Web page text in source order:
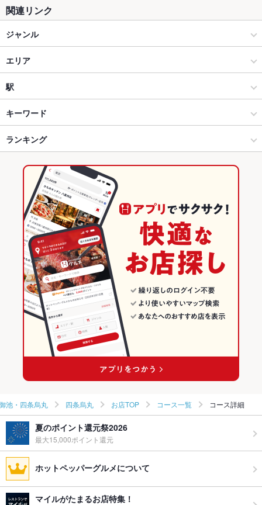
関連リンク
ジャンル
ダイニングバー・バル
洋・和洋・各国料理・その他
烏丸御池・四条烏丸 × ダイニングバー・バル
烏丸御池・四条烏丸 × 洋・和洋・各国料理・その他
烏丸駅 × ダイニングバー・バル
烏丸駅 × 洋・和洋・各国料理・その他
居酒屋
洋・和洋・各国料理・その他
烏丸御池・四条烏丸 × 居酒屋
烏丸御池・四条烏丸 × 洋・和洋・各国料理・その他
烏丸駅 × 居酒屋
烏丸駅 × 洋・和洋・各国料理・その他
エリア
四条烏丸
四条烏丸 × ダイニングバー・バル
四条烏丸 × 洋・和洋・各国料理・その他
四条烏丸 × 居酒屋
四条烏丸 × 洋・和洋・各国料理・その他
京都 × ダイニングバー・バル
京都 × 洋・和洋・各国料理・その他
京都 × 居酒屋
京都 × 洋・和洋・各国料理・その他
駅
烏丸駅
烏丸御池駅
四条駅
キーワード
からあげ
ランキング
京都のグルメランキング
京都のダイニングバー・バルランキング
烏丸御池・四条烏丸のグルメランキング
烏丸御池・四条烏丸のダイニングバー・バルランキング
四条烏丸のグルメランキング
四条烏丸のダイニングバー・バルランキング
池・四条烏丸 四条烏丸 お店TOP コース一覧 コース詳細
夏のポイント還元祭2026
最大15,000ポイント還元
ホットペッパーグルメについて
マイルがたまるお店特集！